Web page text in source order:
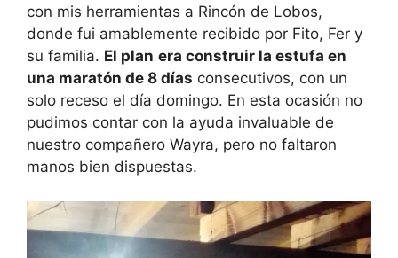
con mis herramientas a Rincón de Lobos,
donde fui amablemente recibido por Fito, Fer y
su familia. El plan era construir la estufa en
una maratón de 8 días consecutivos, con un
solo receso el día domingo. En esta ocasión no
pudimos contar con la ayuda invaluable de
nuestro compañero Wayra, pero no faltaron
manos bien dispuestas.